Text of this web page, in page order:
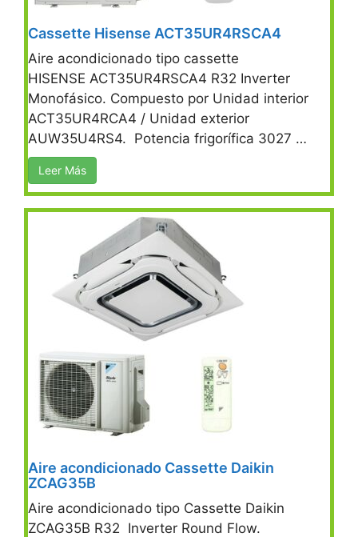
Cassette Hisense ACT35UR4RSCA4
Aire acondicionado tipo cassette
HISENSE ACT35UR4RSCA4 R32 Inverter
Monofásico. Compuesto por Unidad interior
ACT35UR4RCA4 / Unidad exterior
AUW35U4RS4. Potencia frigorífica 3027 …
Leer Más
Aire acondicionado Cassette Daikin
ZCAG35B
Aire acondicionado tipo Cassette Daikin
ZCAG35B R32 Inverter Round Flow.